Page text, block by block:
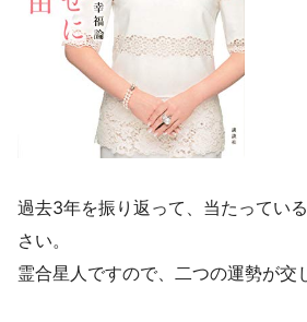
過去3年を振り返って、当たってい
さい。
霊合星人ですので、二つの運勢が交